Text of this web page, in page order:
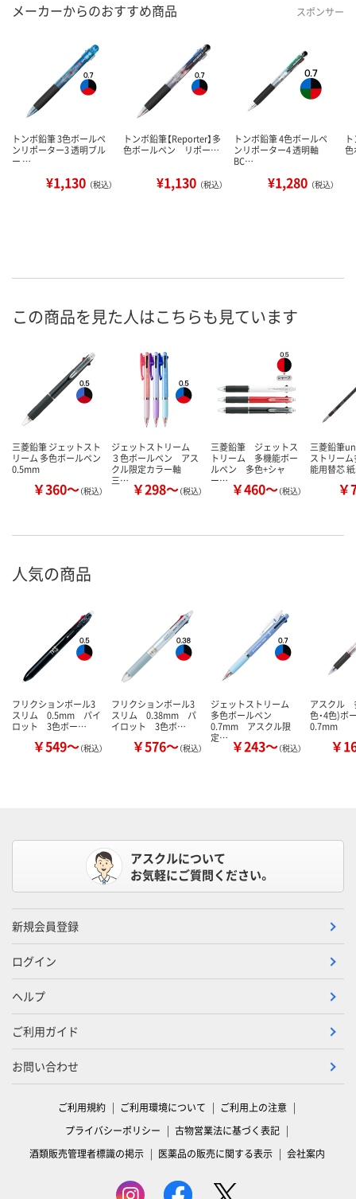
メーカーからのおすすめ商品 スポンサー
トンボ鉛筆 3色ボールペ
ンリポーター3 透明ブル
ー …
¥1,130 （税込）
トンボ鉛筆【Reporter】多
色ボールペン リポー…
¥1,130 （税込）
トンボ鉛筆 4色ボールペ
ンリポーター4 透明軸
BC…
¥1,280 （税込）
この商品を見た人はこちらも見ています
三菱鉛筆 ジェットスト
リーム 多色ボールペン
0.5mm
￥360～（税込）
ジェットストリーム
３色ボールペン アス
クル限定カラー軸
三… ￥298～（税込）
三菱鉛筆 ジェットス
トリーム 多機能ボー
ルペン 多色+シャ
ー… ￥460～（税込）
三菱鉛筆
ストリーム
能用替芯
￥
人気の商品
フリクションボール3
スリム 0.5mm パイ
ロット 3色ボー…
￥549～（税込）
フリクションボール3
スリム 0.38mm パ
イロット 3色ボ…
￥576～（税込）
ジェットストリーム
多色ボールペン
0.7mm アスクル限
定… ￥243～（税込）
アスクル
色・4色)
0.7mm
￥
アスクルについて
お気軽にご質問ください。
新規会員登録
ログイン
ヘルプ
ご利用ガイド
お問い合わせ
ご利用規約 ご利用環境について
ご利用上の注意
プライバシーポリシー
古物営業法に基づく表記
酒類販売管理者標識の掲示
医薬品の販売に関する表示 会社案内